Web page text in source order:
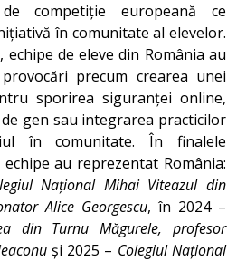
competiție europeană ce
în comunitate al elevelor.
de eleve din România au
precum crearea unei
sporirea siguranței online,
gen sau integrarea practicilor
în comunitate. În finalele
au reprezentat România:
Național Mihai Viteazul din
Alice Georgescu, în 2024 –
din Turnu Măgurele, profesor
și 2025 – Colegiul Național